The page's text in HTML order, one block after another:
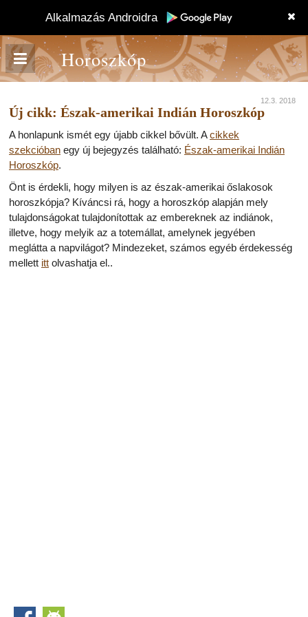
Alkalmazás Androidra
Horoszkóp
12.3. 2018
Új cikk: Észak-amerikai Indián Horoszkóp
A honlapunk ismét egy újabb cikkel bővült. Acikkek
szekcióban egy új bejegyzés található: Észak-amerikai Indián
Horoszkóp.
Önt is érdekli, hogy milyen is az észak-amerikai őslakosok
horoszkópja? Kíváncsi rá, hogy a horoszkóp alapján mely
tulajdonságokat tulajdonítottak az embereknek az indiánok,
illetve, hogy melyik az a totemállat, amelynek jegyében
meglátta a napvilágot? Mindezeket, számos egyéb érdekesség
mellett itt olvashatja el..